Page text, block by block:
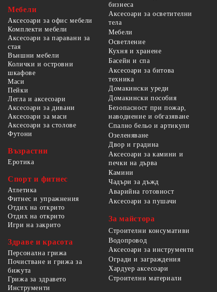
Мебели
Аксесоари за офис мебели
Комплекти мебели
Аксесоари за паравани за
стая
Външни мебели
Колички и островни
шкафове
Маси
Пейки
Легла и аксесоари
Аксесоари за дивани
Аксесоари за маси
Аксесоари за столове
Футони
Възрастни
Еротика
Спорт и фитнес
Атлетика
Фитнес и упражнения
Отдих на открито
Отдих на открито
Игри на закрито
Здраве и красота
Персонална грижа
Почистване и грижа за
бижута
Грижа за здравето
бизнеса
Аксесоари за осветителни
тела
Мебели
Осветление
Кухня и хранене
Басейн и спа
Аксесоари за битова
техника
Домакински уреди
Домакински пособия
Безопасност при пожар,
наводнение и обгазяване
Спално бельо и артикули
Озеленяване
Двор и градина
Аксесоари за камини и
печки на дърва
Камини
Чадъри за дъжд
Аварийна готовност
Аксесоари за пушачи
За майстора
Строителни консумативи
Водопровод
Аксесоари за инструменти
Огради и заграждения
Хардуер аксесоари
Строителни материали
Инструменти